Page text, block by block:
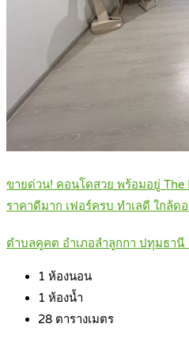
ขายด่วน! คอนโดสวย พร้อมอยู่
ราคาดีมาก เฟอร์ครบ ทำเลดี ใกล้ด
ตำบลคูคต อำเภอลำลูกกา ปทุมธานี
1 ห้องนอน
1 ห้องน้ำ
28 ตารางเมตร